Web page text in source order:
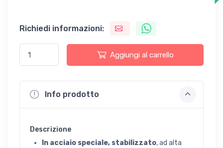
Richiedi informazioni:
Aggiungi al carrello
Info prodotto
Descrizione
In acciaio speciale, stabilizzato, ad alta